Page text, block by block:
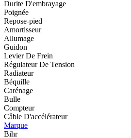
Durite D'embrayage
Poignée
Repose-pied
Amortisseur
Allumage
Guidon
Levier De Frein
Régulateur De Tension
Radiateur
Béquille
Carénage
Bulle
Compteur
Câble D'accélérateur
Marque
Bihr